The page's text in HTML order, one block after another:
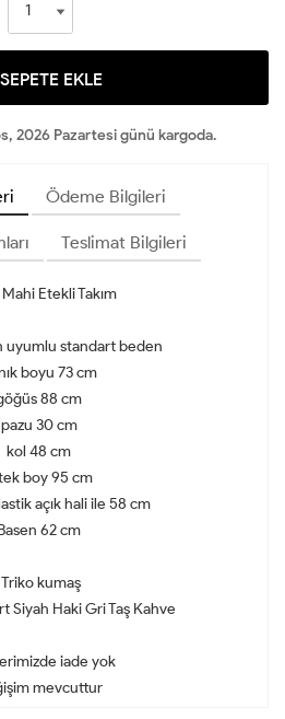
EKLE
2026 Pazartesi günü kargoda.
Ödeme Bilgileri
Teslimat Bilgileri
Etekli Takım
standart beden
boyu 73 cm
88 cm
pazu 30 cm
kol 48 cm
boy 95 cm
açık hali ile 58 cm
62 cm
Triko kumaş
Siyah Haki Gri Taş Kahve
iade yok
mevcuttur